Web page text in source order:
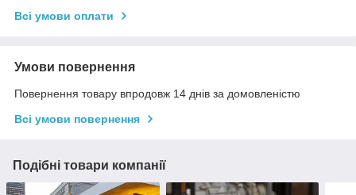
Всі умови оплати
Умови повернення
Повернення товару впродовж 14 днів за домовленістю
Всі умови повернення
Подібні товари компанії